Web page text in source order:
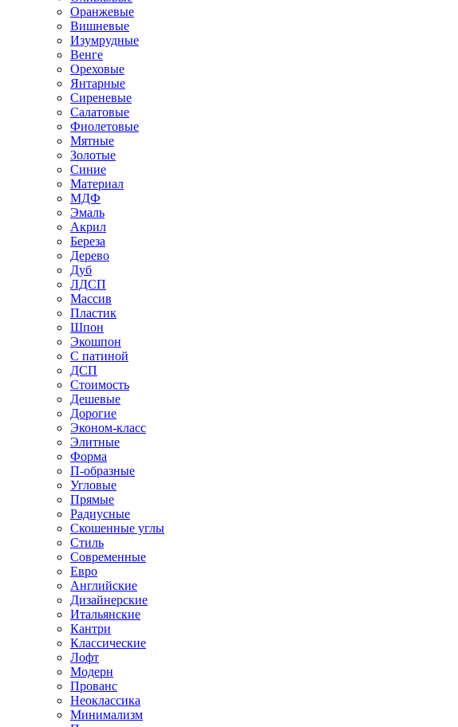
Оранжевые
Вишневые
Изумрудные
Венге
Ореховые
Янтарные
Сиреневые
Салатовые
Фиолетовые
Мятные
Золотые
Синие
Материал
МДФ
Эмаль
Акрил
Береза
Дерево
Дуб
ЛДСП
Массив
Пластик
Шпон
Экошпон
С патиной
ДСП
Стоимость
Дешевые
Дорогие
Эконом-класс
Элитные
Форма
П-образные
Угловые
Прямые
Радиусные
Скошенные углы
Стиль
Современные
Евро
Английские
Дизайнерские
Итальянские
Кантри
Классические
Лофт
Модерн
Прованс
Неоклассика
Минимализм